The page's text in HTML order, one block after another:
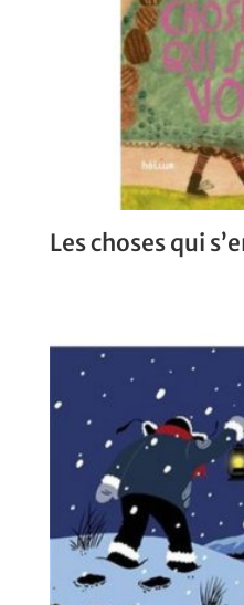
Les choses qui